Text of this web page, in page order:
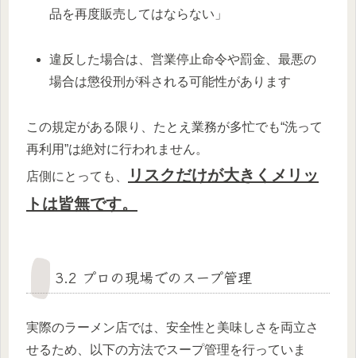
品を再度販売してはならない」
違反した場合は、営業停止命令や罰金、最悪の
場合は懲役刑が科される可能性があります
この規定がある限り、たとえ業務が多忙でも“洗って
再利用”は絶対に行われません。
店側にとっても、
リスクだけが大きくメリッ
トは皆無です。
3.2 プロの現場でのスープ管理
実際のラーメン店では、安全性と美味しさを両立さ
せるため、以下の方法でスープ管理を行っていま